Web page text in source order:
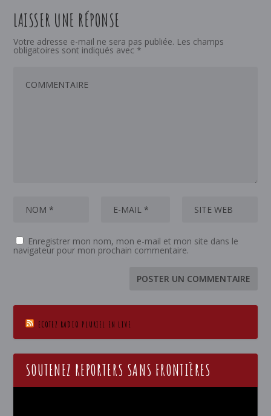
LAISSER UNE RÉPONSE
Votre adresse e-mail ne sera pas publiée. Les champs
obligatoires sont indiqués avec *
Enregistrer mon nom, mon e-mail et mon site dans le
navigateur pour mon prochain commentaire.
ECOTEZ RADIO PLURIEL EN LIVE
SOUTENEZ REPORTERS SANS FRONTIÈRES